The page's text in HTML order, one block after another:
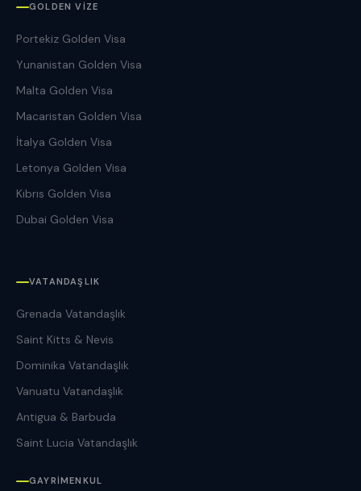
GOLDEN VIZE
Portekiz Golden Visa
Yunanistan Golden Visa
Malta Golden Visa
Macaristan Golden Visa
İtalya Golden Visa
Letonya Golden Visa
Kıbrıs Golden Visa
Dubai Golden Visa
VATANDAŞLIK
Grenada Vatandaşlık
Saint Kitts & Nevis
Dominika Vatandaşlık
Vanuatu Vatandaşlık
Antigua & Barbuda
Saint Lucia Vatandaşlık
GAYRIMENKUL